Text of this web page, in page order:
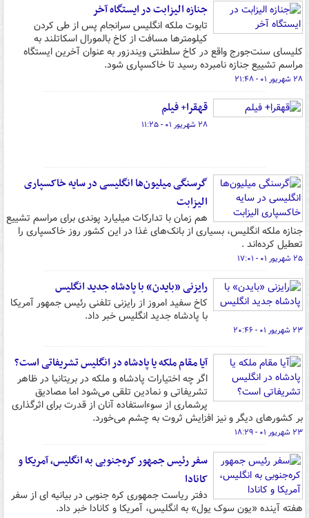
جنازه الیزابت در ایستگاه آخر
تابوت ملکه انگلیس سرانجام پس از طی کردن
کیلومترها مسافت از کاخ بالمورال اسکاتلند به
کلیسای سنت‌جورج واقع در کاخ سلطنتی ویندزور به‌ عنوان آخرین ایستگاه
مراسم تشییع جنازه نامبرده رسید تا خاکسپاری شود.
۲۸ شهریور ۰۱ - ۲۱:۴۸
قهقرا+ فیلم
۲۸ شهریور ۰۱ - ۱۱:۲۵
گرسنگی میلیون‌ها انگلیسی در سایه خاکسپاری
الیزابت
هم زمان با تدارکات میلیارد پوندی برای مراسم تشییع
جنازه ملکه انگلیس، بسیاری از بانک‌های غذا در این کشور روز خاکسپاری را
تعطیل کرده‌اند .
۲۵ شهریور ۰۱ - ۱۷:۰۱
رایزنی «بایدن» با پادشاه جدید انگلیس
کاخ سفید امروز از رایزنی تلفنی رئیس جمهور آمریکا
با پادشاه جدید انگلیس خبر داد.
۲۳ شهریور ۰۱ - ۲۰:۴۶
آیا مقام ملکه یا پادشاه در انگلیس تشریفاتی است؟
اگر چه اختیارات پادشاه و ملکه در بریتانیا در ظاهر
تشریفاتی و نمادین تلقی می‌شود اما مصادیق
پرشماری از سوءاستفاده آنان از قدرت برای اثرگذاری
بر کشورهای دیگر و نیز افزایش ثروت به چشم می‌خورد.
۲۳ شهریور ۰۱ - ۱۸:۲۹
سفر رئیس جمهور کره‌جنوبی به انگلیس، آمریکا و
کانادا
دفتر ریاست جمهوری کره‌ جنوبی در بیانیه ای از سفر
هفته آینده «یون سوک یول» به انگلیس، آمریکا و کانادا خبر داد.